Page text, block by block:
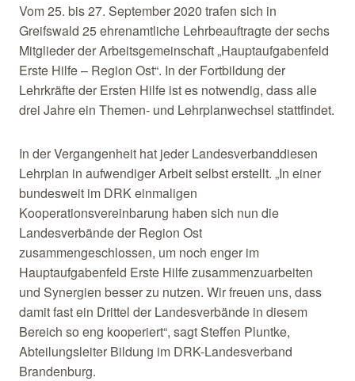
Vom 25. bis 27. September 2020 trafen sich in
Greifswald 25 ehrenamtliche Lehrbeauftragte der sechs
Mitglieder der Arbeitsgemeinschaft „Hauptaufgabenfeld
Erste Hilfe – Region Ost“. In der Fortbildung der
Lehrkräfte der Ersten Hilfe ist es notwendig, dass alle
drei Jahre ein Themen- und Lehrplanwechsel stattfindet.
In der Vergangenheit hat jeder Landesverbanddiesen
Lehrplan in aufwendiger Arbeit selbst erstellt. „In einer
bundesweit im DRK einmaligen
Kooperationsvereinbarung haben sich nun die
Landesverbände der Region Ost
zusammengeschlossen, um noch enger im
Hauptaufgabenfeld Erste Hilfe zusammenzuarbeiten
und Synergien besser zu nutzen. Wir freuen uns, dass
damit fast ein Drittel der Landesverbände in diesem
Bereich so eng kooperiert“, sagt Steffen Pluntke,
Abteilungsleiter Bildung im DRK-Landesverband
Brandenburg.